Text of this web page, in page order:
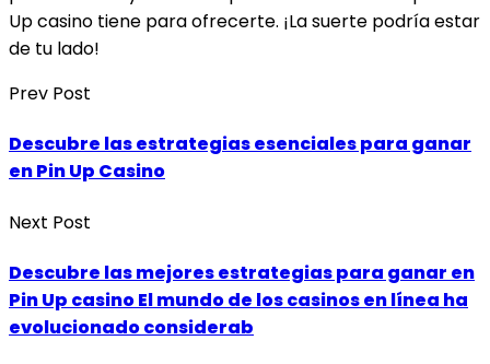
Up casino tiene para ofrecerte. ¡La suerte podría estar
de tu lado!
Prev Post
Descubre las estrategias esenciales para ganar
en Pin Up Casino
Next Post
Descubre las mejores estrategias para ganar en
Pin Up casino El mundo de los casinos en línea ha
evolucionado considerab